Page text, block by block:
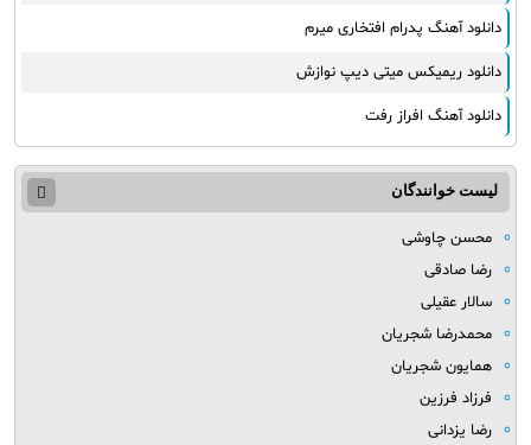
دانلود آهنگ پدرام افتخاری میرم
دانلود ریمیکس میتی دیپ نوازش
دانلود آهنگ افراز رفت
لیست خوانندگان
محسن چاوشی
رضا صادقی
سالار عقیلی
محمدرضا شجریان
همایون شجریان
فرزاد فرزین
رضا یزدانی